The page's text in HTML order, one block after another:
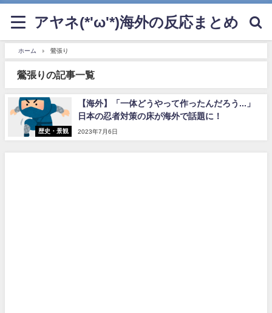
アヤネ(*'ω'*)海外の反応まとめ
ホーム 鶯張り
鶯張りの記事一覧
歴史・景観
【海外】「一体どうやって作ったんだろう...」
日本の忍者対策の床が海外で話題に！
2023年7月6日